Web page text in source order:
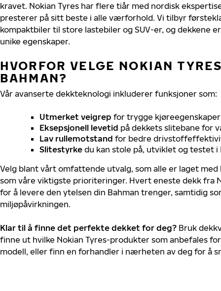
kravet. Nokian Tyres har flere tiår med nordisk
presterer på sitt beste i alle værforhold. Vi tilbyr
kompaktbiler til store lastebiler og SUV-er, og dekkene
unike egenskaper.
HVORFOR VELGE NOKIAN
BAHMAN?
Vår avanserte dekkteknologi inkluderer funksjoner som:
Utmerket veigrep for trygge
Eksepsjonell levetid på dekkets slitebane for
Lav rullemotstand for bedre
Slitestyrke du kan stole på, utviklet og testet i
Velg blant vårt omfattende utvalg, som alle er laget
som våre viktigste prioriteringer. Hvert eneste dekk fra
for å levere den ytelsen din Bahman trenger, samtidig
miljøpåvirkningen.
Klar til å finne det perfekte dekket for deg? Bruk
finne ut hvilke Nokian Tyres-produkter som anbefales
modell, eller finn en forhandler i nærheten av deg for å